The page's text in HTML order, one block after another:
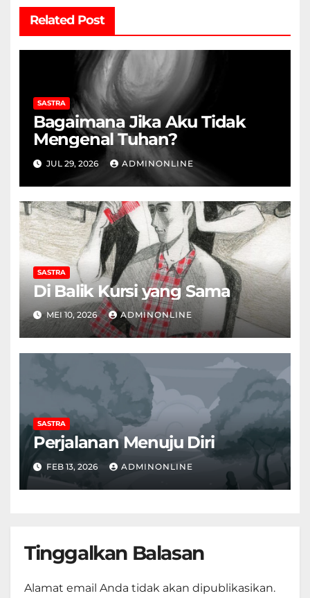
Related Post
SASTRA
Bagaimana Jika Aku Tidak
Mengenal Tuhan?
JUL 29, 2026 ADMINONLINE
SASTRA
Di Balik Kursi yang Sama
MEI 10, 2026 ADMINONLINE
SASTRA
Perjalanan Menuju Diri
FEB 13, 2026 ADMINONLINE
Tinggalkan Balasan
Alamat email Anda tidak akan dipublikasikan.